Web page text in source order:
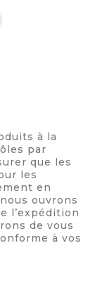
à la
par
que les
les
en
ouvrons
l’expédition
de vous
à vos